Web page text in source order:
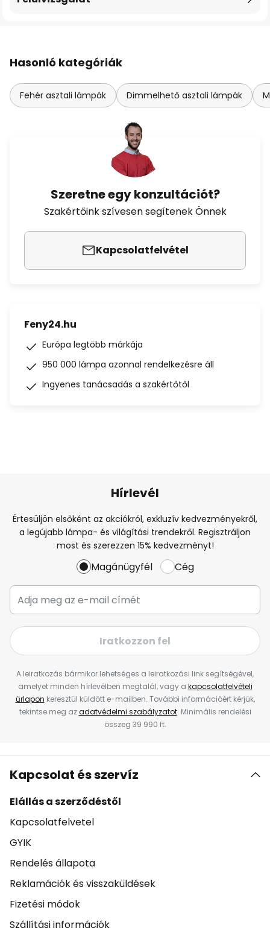
Hasonló kategóriák
Fehér asztali lámpák Dimmelhető asztali lámpák
Szeretne egy konzultációt?
Szakértőink szívesen segítenek Önnek
Kapcsolatfelvétel
Feny24.hu
Európa legtöbb márkája
950 000 lámpa azonnal rendelkezésre áll
Ingyenes tanácsadás a szakértőtől
Hírlevél
Értesüljön elsőként az akciókról, exkluzív kedvezményekről,
a legújabb lámpa- és világítási trendekről. Regisztráljon
most és szerezzen 15% kedvezményt!
Magánügyfél Cég
Iratkozzon fel
A leiratkozás bármikor lehetséges a leiratkozási link segítségével,
amelyet minden hírlevélben megtalál, vagy a kapcsolatfelvételi
űrlapon keresztül küldött e-mailben. További információért kérjük,
tekintse meg azadatvédelmi szabályzatot. Minimális rendelési
összeg 39 990 ft.
Kapcsolat és szervíz
Elállás a szerződéstől
Kapcsolatfelvetel
GYIK
Rendelés állapota
Reklamációk és visszaküldések
Fizetési módok
Szállítási információk